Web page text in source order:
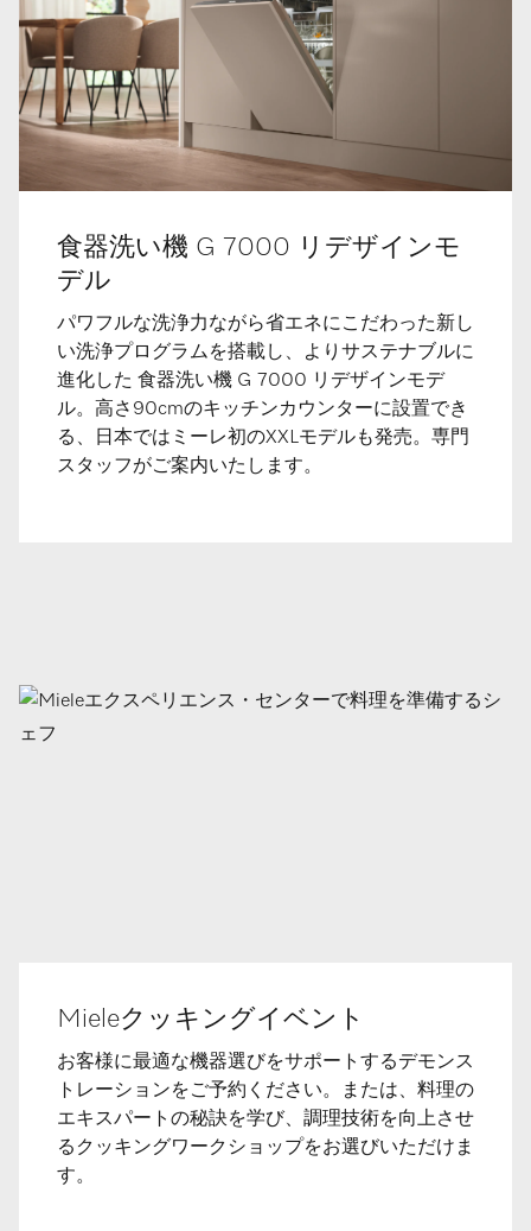
食器洗い機 G 7000 リデザインモ
デル
パワフルな洗浄力ながら省エネにこだわった新し
い洗浄プログラムを搭載し、よりサステナブルに
進化した 食器洗い機 G 7000 リデザインモデ
ル。高さ90cmのキッチンカウンターに設置でき
る、日本ではミーレ初のXXLモデルも発売。専門
スタッフがご案内いたします。
Mieleクッキングイベント
お客様に最適な機器選びをサポートするデモンス
トレーションをご予約ください。または、料理の
エキスパートの秘訣を学び、調理技術を向上させ
るクッキングワークショップをお選びいただけま
す。